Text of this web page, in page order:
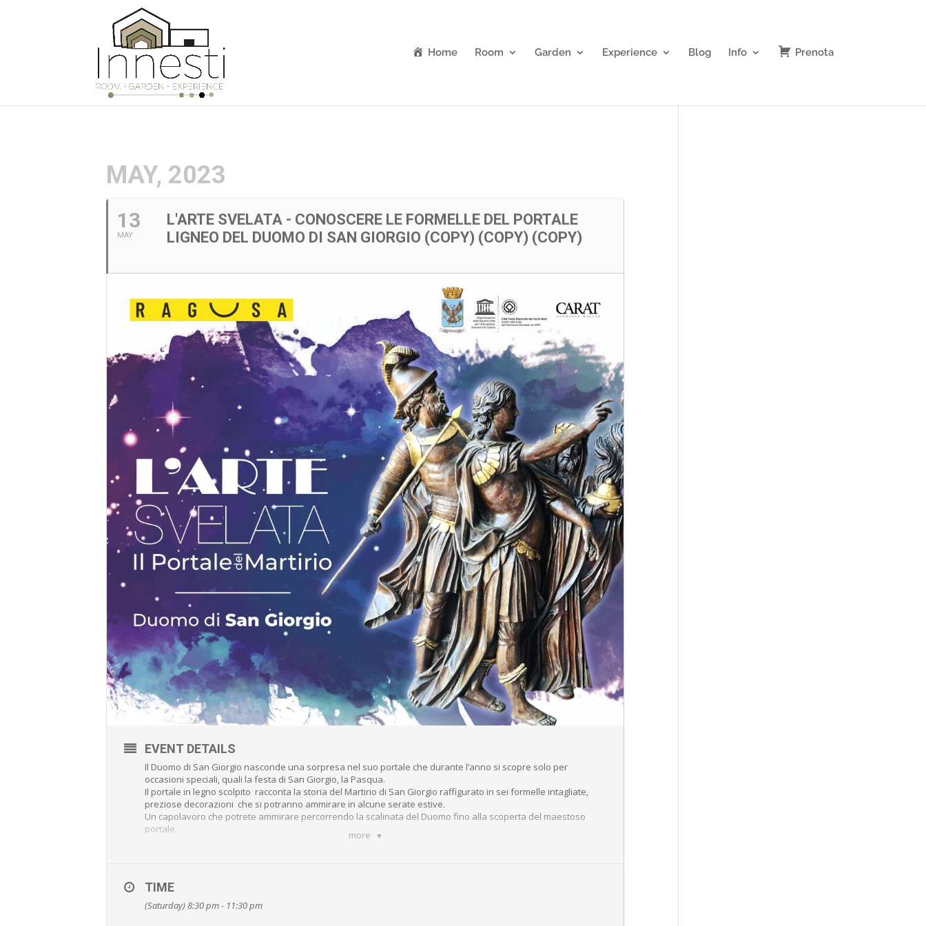
Home Room Garden Experience Blog Info Prenota
MAY, 2023
13
MAY
L'ARTE SVELATA - CONOSCERE LE FORMELLE DEL PORTALE
LIGNEO DEL DUOMO DI SAN GIORGIO (COPY) (COPY) (COPY)
more
EVENT DETAILS
Il Duomo di San Giorgio nasconde una sorpresa nel suo portale che durante l’anno si scopre solo per
occasioni speciali, quali la festa di San Giorgio, la Pasqua.
Il portale in legno scolpito racconta la storia del Martirio di San Giorgio raffigurato in sei formelle intagliate,
preziose decorazioni che si potranno ammirare in alcune serate estive.
Un capolavoro che potrete ammirare percorrendo la scalinata del Duomo fino alla scoperta del maestoso
portale.
DOVE: Duomo di San Giorgio – Ragusa Ibla
• Visite consentite ogni mezz’ora, tra le 20:30 e le 23:30
• Accesso libero senza prenotazione
TIME
(Saturday) 8:30 pm - 11:30 pm